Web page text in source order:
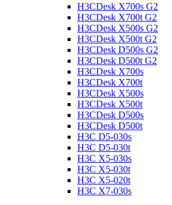
H3CDesk X700s G2
H3CDesk X700t G2
H3CDesk X500s G2
H3CDesk X500t G2
H3CDesk D500s G2
H3CDesk D500t G2
H3CDesk X700s
H3CDesk X700t
H3CDesk X500s
H3CDesk X500t
H3CDesk D500s
H3CDesk D500t
H3C D5-030s
H3C D5-030t
H3C X5-030s
H3C X5-030t
H3C X5-020t
H3C X7-030s